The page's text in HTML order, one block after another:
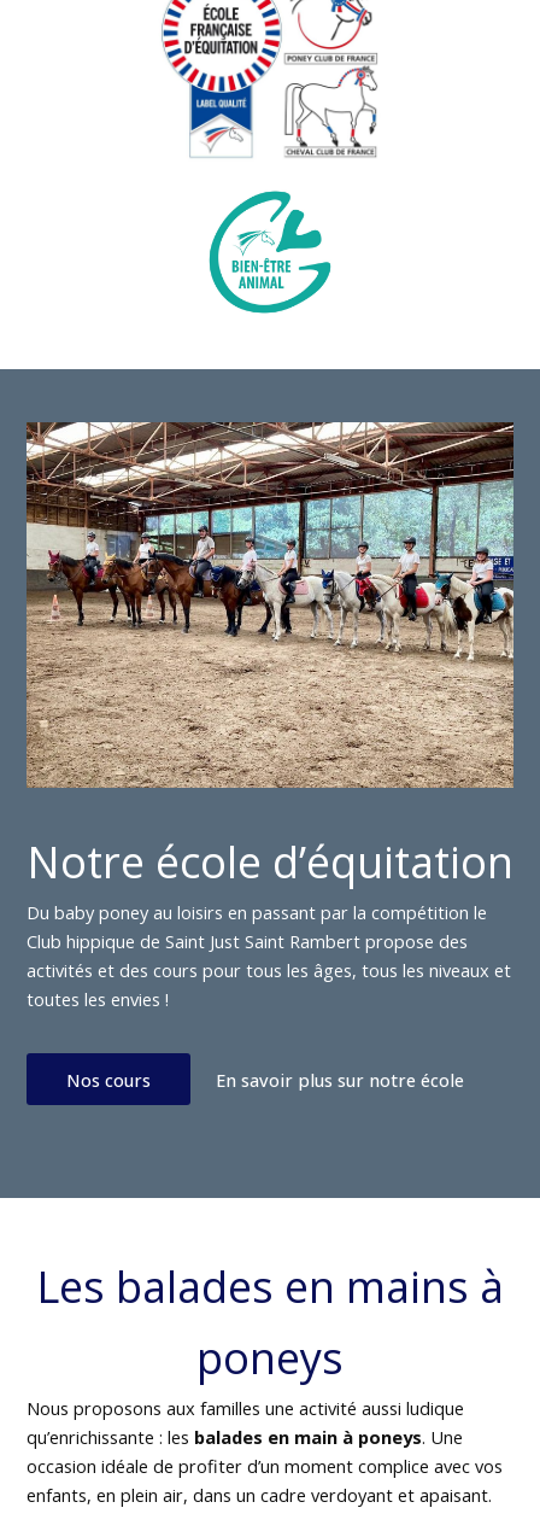
Notre école d’équitation
Du baby poney au loisirs en passant par la compétition le
Club hippique de Saint Just Saint Rambert propose des
activités et des cours pour tous les âges, tous les niveaux et
toutes les envies !
Nos cours En savoir plus sur notre école
Les balades en mains à
poneys
Nous proposons aux familles une activité aussi ludique
qu’enrichissante : les balades en main à poneys. Une
occasion idéale de profiter d’un moment complice avec vos
enfants, en plein air, dans un cadre verdoyant et apaisant.